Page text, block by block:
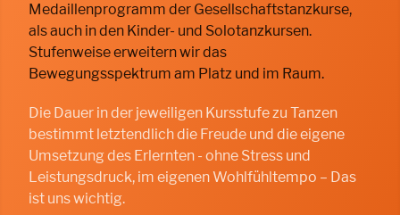
Medaillenprogramm der Gesellschaftstanzkurse,
als auch in den Kinder- und Solotanzkursen.
Stufenweise erweitern wir das
Bewegungsspektrum am Platz und im Raum.
Die Dauer in der jeweiligen Kursstufe zu Tanzen
bestimmt letztendlich die Freude und die eigene
Umsetzung des Erlernten - ohne Stress und
Leistungsdruck, im eigenen Wohlfühltempo – Das
ist uns wichtig.